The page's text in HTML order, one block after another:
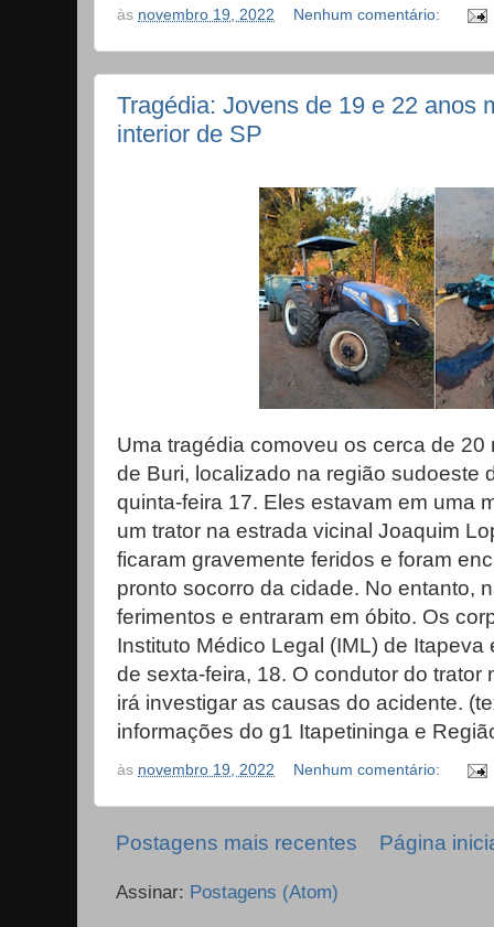
às novembro 19, 2022 Nenhum comentário:
Tragédia: Jovens de 19 e 22 anos
interior de SP
Uma tragédia comoveu os cerca de
de Buri, localizado na região sudoeste
quinta-feira 17. Eles estavam em uma
um trator na estrada vicinal Joaquim
ficaram gravemente feridos e foram
pronto socorro da cidade. No entanto,
ferimentos e entraram em óbito. Os
Instituto Médico Legal (IML) de
de sexta-feira, 18. O condutor do trator
irá investigar as causas do acidente.
informações do g1 Itapetininga e
às novembro 19, 2022 Nenhum comentário:
Postagens mais recentes Página
Assinar: Postagens (Atom)